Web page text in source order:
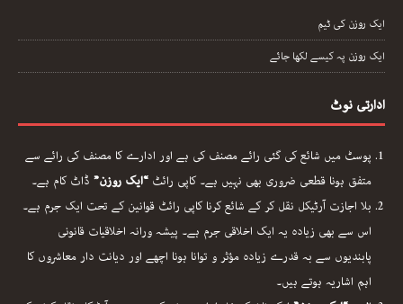
ایک روزن کی ٹیم
ایک روزن پہ کیسے لکھا جائے
ادارتی نوٹ
پوسٹ میں شائع کی گئی رائے مصنف کی ہے اور ادارے کا مصنف کی رائے سے
متفق ہونا قطعی ضروری بھی نہیں ہے۔ کاپی رائٹ “ایک روزن” ڈاٹ کام ہے۔
بلا اجازت آرٹیکل نقل کر کے شائع کرنا کاپی رائٹ قوانین کے تحت ایک جرم ہے۔
اس سے بھی زیادہ یہ ایک اخلاقی جرم ہے۔ پیشہ ورانہ اخلاقیات قانونی
پابندیوں سے بہ قدرے زیادہ مؤثر و توانا ہونا اچھے اور دیانت دار معاشروں کا
اہم اشاریہ ہوتے ہیں۔